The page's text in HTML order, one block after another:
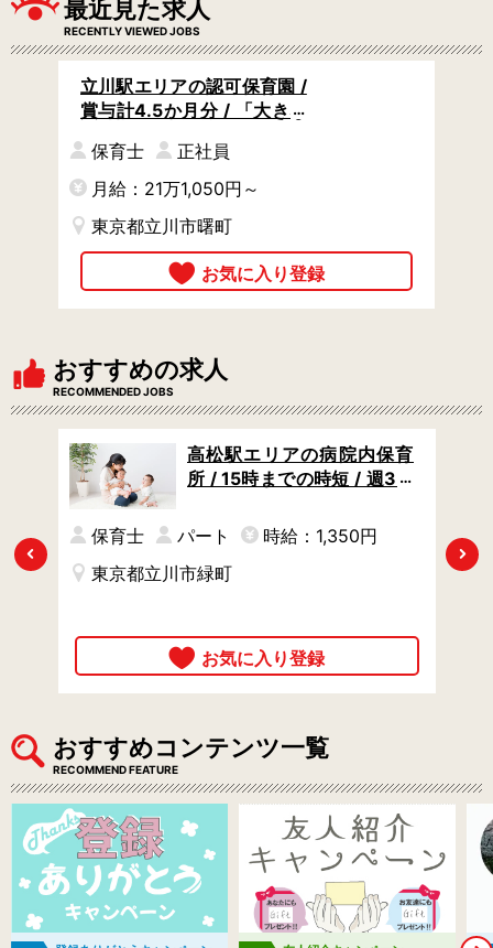
最近見た求人
RECENTLY VIEWED JOBS
立川駅エリアの認可保育園 /
賞与計4.5か月分 / 「大きな
を大切されています
保育士
正社員
月給：21万1,050円～
東京都立川市曙町
おすすめの求人
RECOMMENDED JOBS
Previous
高松駅エリアの病院内保育
所 / 15時までの時短 / 週3日
て全体をサポート
保育士 パート
時給：1,350円
東京都立川市緑町
Next
おすすめコンテンツ一覧
RECOMMEND FEATURE